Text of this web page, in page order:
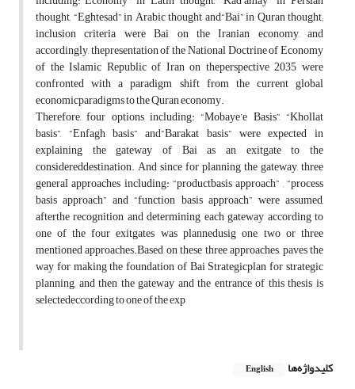
thought, “Eghtesad” in Arabic thought and“Bai” in Quran thought;
inclusion criteria were Bai on the Iranian economy, and
accordingly, thepresentation of the National Doctrine of Economy
of the Islamic Republic of Iran on theperspective 2035 were
confronted with a paradigm shift from the current global
economicparadigms to the Quran economy.
Therefore, four options including: “Mobaye’e Basis”, “Khollat
basis”, “Enfagh basis” and“Barakat basis” were expected in
explaining the gateway of Bai as an exitgate to the
considereddestination. And since for planning the gateway, three
general approaches including: “productbasis approach” , “process
basis approach” and “function basis approach” were assumed,
afterthe recognition and determining each gateway according to
one of the four exitgates was plannedusig one, two or three
mentioned approaches.Based on these three approaches, paves the
way for making the foundation of Bai Strategicplan for strategic
planning, and then the gateway and the entrance of this thesis is
selectedeccording to one of the exp
کلیدواژه‌ها English